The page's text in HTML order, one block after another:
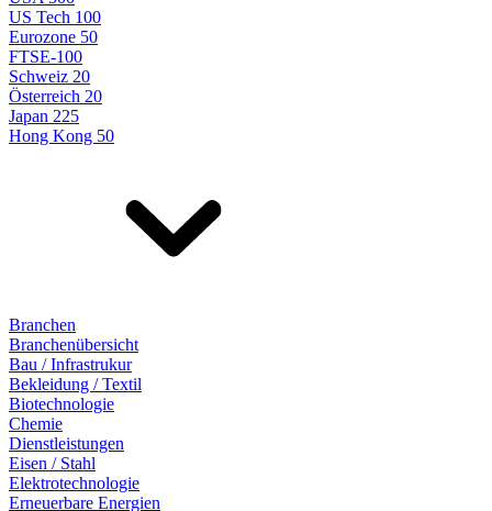
US Tech 100
Eurozone 50
FTSE-100
Schweiz 20
Österreich 20
Japan 225
Hong Kong 50
Branchen
Branchenübersicht
Bau / Infrastrukur
Bekleidung / Textil
Biotechnologie
Chemie
Dienstleistungen
Eisen / Stahl
Elektrotechnologie
Erneuerbare Energien